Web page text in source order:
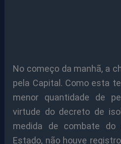
No começo da manhã, a
pela Capital. Como esta
menor quantidade de
virtude do decreto de
medida de combate do
Estado, não houve